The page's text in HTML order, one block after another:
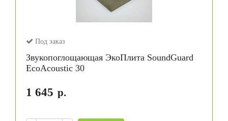
Под заказ
Звукопоглощающая ЭкоПлита SoundGuard
EcoAcoustic 30
1 645 р.